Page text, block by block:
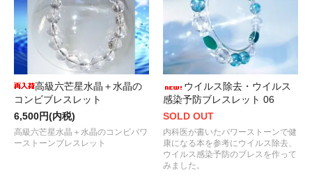
高級六芒星水晶＋水晶の
コンビブレスレット
6,500円(内税)
高級六芒星水晶＋水晶のコンビパワ
ーストーンブレスレット
ウイルス除去・ウイルス
感染予防ブレスレット 06
SOLD OUT
内科医が書いたパワーストーンで健
康になる本を参考にウイルス除去、
ウイルス感染予防のブレスを作って
みました。